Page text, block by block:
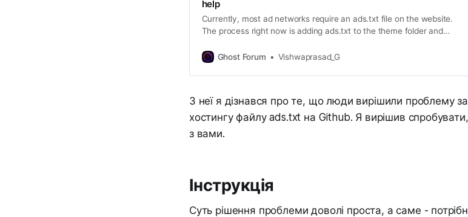
help
Currently, most ad networks require an ads.txt file on the website.
The process right now is adding ads.txt to the theme folder and
plan doesn’t allow “custom themes”, even if the only change you
users stay on their managed hosting service, or even upgrade the tier
hard to have a sustainable we…
Ghost Forum Vishwaprasad_G
З неї я дізнався про те, що люди вирішили проблему
хостингу файлу ads.txt на Github. Я вирішив
з вами.
Інструкція
Суть рішення проблеми доволі проста, а саме -